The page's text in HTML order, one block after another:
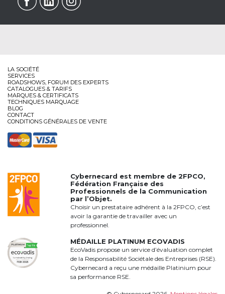
LA SOCIÉTÉ
SERVICES
ROADSHOWS, FORUM DES EXPERTS
CATALOGUES & TARIFS
MARQUES & CERTIFICATS
TECHNIQUES MARQUAGE
BLOG
CONTACT
CONDITIONS GÉNÉRALES DE VENTE
Cybernecard est membre de2FPCO,
Fédération Française des
Professionnels de la Communication
par l’Objet.
Choisir un prestataire adhérent à la 2FPCO, c’est
avoir la garantie de travailler avec un
professionnel.
MÉDAILLE PLATINUM ECOVADIS
EcoVadis propose un service d’évaluation complet
de la Responsabilité Sociétale des Entreprises (RSE).
Cybernecard a reçu une médaille Platinium pour
sa performance RSE.